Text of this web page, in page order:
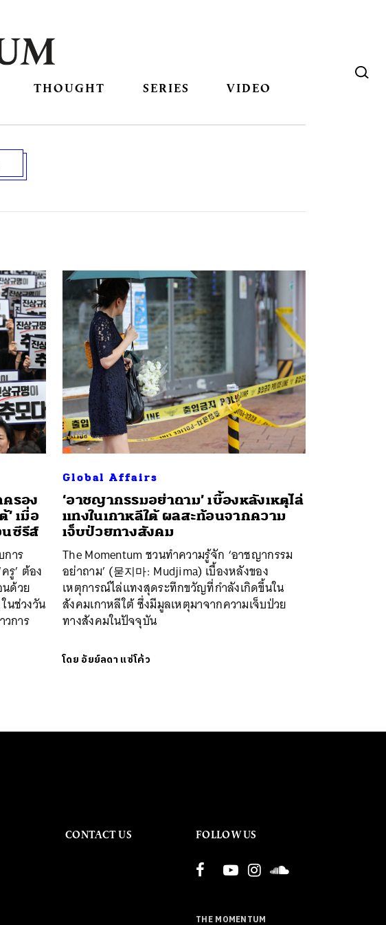
THOUGHT SERIES VIDEO
รอง
เมื่อ
นซีรีส์
การ
รู’ ต้อง
ด้วย
นช่วงวัน
การ
Global Affairs
‘อาชญากรรมอย่าถาม’ เบื้องหลังเหตุไล่
แทงในเกาหลีใต้ ผลสะท้อนจากความ
เจ็บป่วยทางสังคม
The Momentum ชวนทำความรู้จัก ‘อาชญากรรม
อย่าถาม’ (묻지마: Mudjima) เบื้องหลังของ
เหตุการณ์ไล่แทงสุดระทึกขวัญที่กำลังเกิดขึ้นใน
สังคมเกาหลีใต้ ซึ่งมีมูลเหตุมาจากความเจ็บป่วย
ทางสังคมในปัจจุบัน
โดย อัยย์ลดา แซ่โค้ว
CONTACT US FOLLOW US
THE MOMENTUM